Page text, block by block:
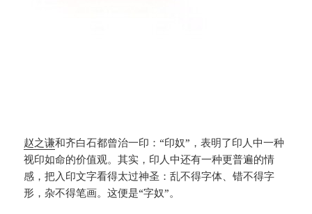
赵之谦和齐白石都曾治一印：“印奴”，表明了印人中一种
视印如命的价值观。其实，印人中还有一种更普遍的情
感，把入印文字看得太过神圣：乱不得字体、错不得字
形，杂不得笔画。这便是“字奴”。